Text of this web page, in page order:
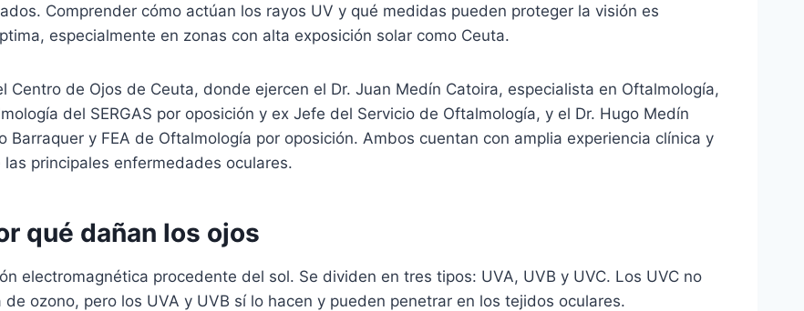
Comprender cómo actúan los rayos UV y qué medidas pueden proteger la visión es
especialmente en zonas con alta exposición solar como Ceuta.
de Ojos de Ceuta, donde ejercen el Dr. Juan Medín Catoira, especialista en Oftalmología,
del SERGAS por oposición y ex Jefe del Servicio de Oftalmología, y el Dr. Hugo Medín
Barraquer y FEA de Oftalmología por oposición. Ambos cuentan con amplia experiencia clínica y
principales enfermedades oculares.
qué dañan los ojos
electromagnética procedente del sol. Se dividen en tres tipos: UVA, UVB y UVC. Los UVC no
ozono, pero los UVA y UVB sí lo hacen y pueden penetrar en los tejidos oculares.